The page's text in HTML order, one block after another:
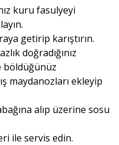
kuru fasulyeyi
getirip karıştırın.
doğradığınız
böldüğünüz
maydanozları ekleyip
alıp üzerine sosu
ile servis edin.